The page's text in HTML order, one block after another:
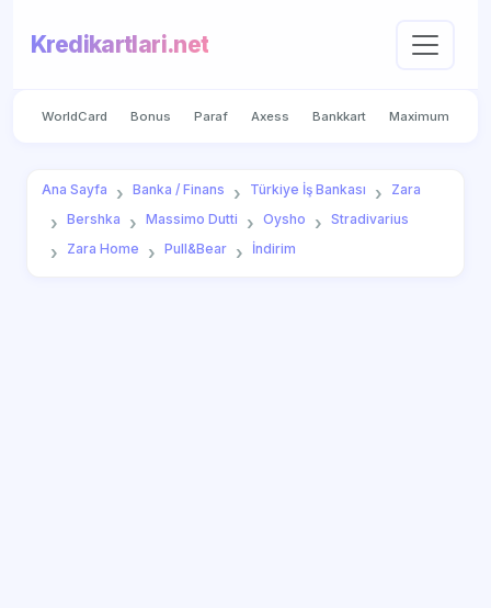
Kredikartlari.net
WorldCard Bonus Paraf Axess Bankkart Maximum
Ana Sayfa Banka / Finans Türkiye İş Bankası
Zara
Bershka
Massimo Dutti Oysho
Stradivarius
Zara Home
Pull&Bear İndirim